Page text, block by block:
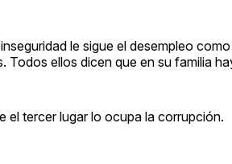
le sigue el desempleo
Todos ellos dicen que en su familia
el tercer lugar lo ocupa la corrupción.